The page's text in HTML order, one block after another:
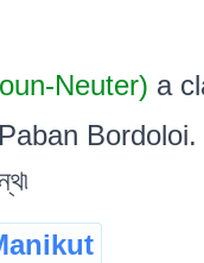
Neuter) a
Bordoloi. পৱন